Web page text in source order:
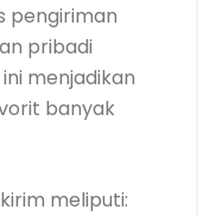
pengiriman
pribadi
menjadikan
banyak
meliputi: